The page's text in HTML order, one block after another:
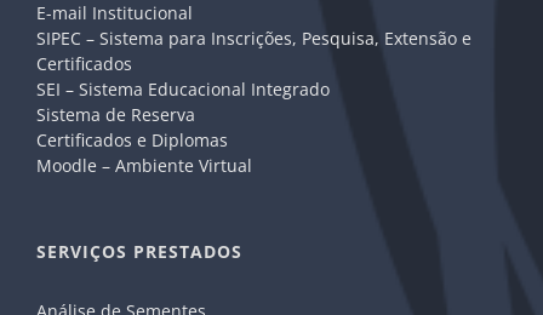
E-mail Institucional
SIPEC – Sistema para Inscrições, Pesquisa, Extensão e
Certificados
SEI – Sistema Educacional Integrado
Sistema de Reserva
Certificados e Diplomas
Moodle – Ambiente Virtual
SERVIÇOS PRESTADOS